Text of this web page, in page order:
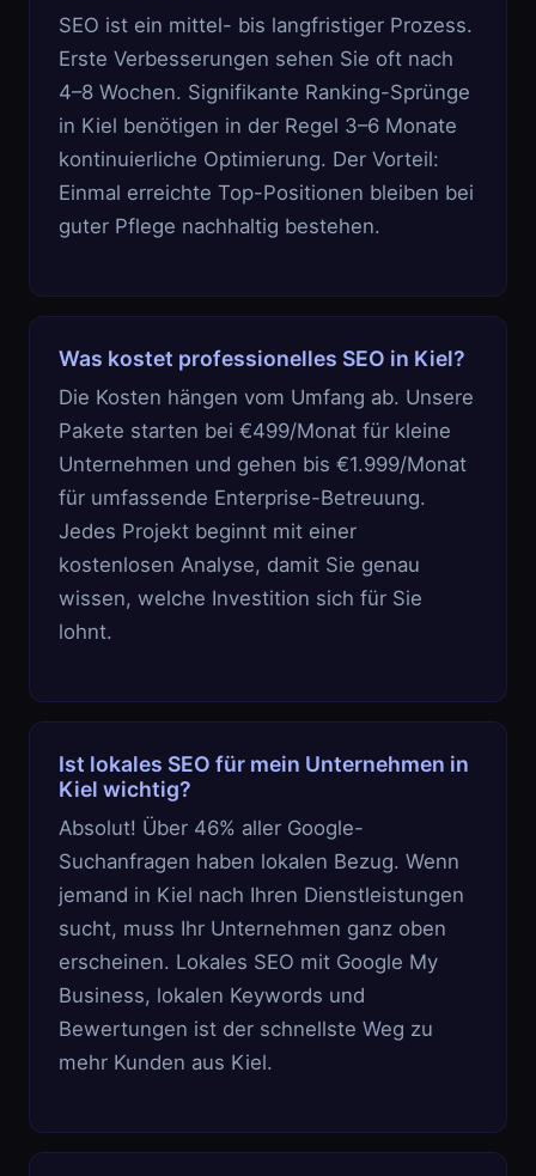
SEO ist ein mittel- bis langfristiger Prozess.
Erste Verbesserungen sehen Sie oft nach
4–8 Wochen. Signifikante Ranking-Sprünge
in Kiel benötigen in der Regel 3–6 Monate
kontinuierliche Optimierung. Der Vorteil:
Einmal erreichte Top-Positionen bleiben bei
guter Pflege nachhaltig bestehen.
Was kostet professionelles SEO in Kiel?
Die Kosten hängen vom Umfang ab. Unsere
Pakete starten bei €499/Monat für kleine
Unternehmen und gehen bis €1.999/Monat
für umfassende Enterprise-Betreuung.
Jedes Projekt beginnt mit einer
kostenlosen Analyse, damit Sie genau
wissen, welche Investition sich für Sie
lohnt.
Ist lokales SEO für mein Unternehmen in
Kiel wichtig?
Absolut! Über 46% aller Google-
Suchanfragen haben lokalen Bezug. Wenn
jemand in Kiel nach Ihren Dienstleistungen
sucht, muss Ihr Unternehmen ganz oben
erscheinen. Lokales SEO mit Google My
Business, lokalen Keywords und
Bewertungen ist der schnellste Weg zu
mehr Kunden aus Kiel.